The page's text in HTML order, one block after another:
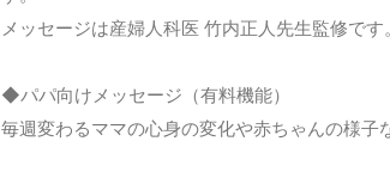
メッセージは産婦人科医 竹内正人先生監修です。
◆パパ向けメッセージ（有料機能）
毎週変わるママの心身の変化や赤ちゃんの様子